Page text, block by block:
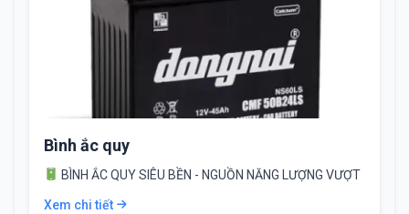
Bình ắc quy
BÌNH ẮC QUY SIÊU BỀN - NGUỒN NĂNG LƯỢNG VƯỢT
Xem chi tiết